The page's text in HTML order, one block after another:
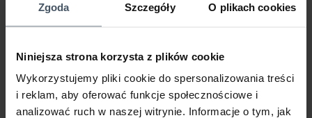
Zgoda Szczegóły O plikach cookies
Niniejsza strona korzysta z plików cookie
Wykorzystujemy pliki cookie do spersonalizowania treści
i reklam, aby oferować funkcje społecznościowe i
analizować ruch w naszej witrynie. Informacje o tym, jak